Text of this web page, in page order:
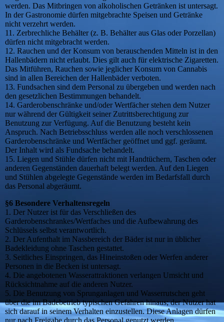
werden. Das Mitbringen von alkoholischen Getränken ist untersagt.
In der Gastronomie dürfen mitgebrachte Speisen und Getränke
nicht verzehrt werden.
11. Zerbrechliche Behälter (z. B. Behälter aus Glas oder Porzellan)
dürfen nicht mitgebracht werden.
12. Rauchen und der Konsum von berauschenden Mitteln ist in den
Hallenbädern nicht erlaubt. Dies gilt auch für elektrische Zigaretten.
Das Mitführen, Rauchen sowie jeglicher Konsum von Cannabis
sind in allen Bereichen der Hallenbäder verboten.
13. Fundsachen sind dem Personal zu übergeben und werden nach
den gesetzlichen Bestimmungen behandelt.
14. Garderobenschränke und/oder Wertfächer stehen dem Nutzer
nur während der Gültigkeit seiner Zutrittsberechtigung zur
Benutzung zur Verfügung. Auf die Benutzung besteht kein
Anspruch. Nach Betriebsschluss werden alle noch verschlossenen
Garderobenschränke und Wertfächer geöffnet und ggf. geräumt.
Der Inhalt wird als Fundsache behandelt.
15. Liegen und Stühle dürfen nicht mit Handtüchern, Taschen oder
anderen Gegenständen dauerhaft belegt werden. Auf den Liegen
und Stühlen abgelegte Gegenstände werden im Bedarfsfall durch
das Personal abgeräumt.
§6 Besondere Verhaltensregeln
1. Der Nutzer ist für das Verschließen des
Garderobenschrankes/Wertfaches und die Aufbewahrung des
Schlüssels selbst verantwortlich.
2. Der Aufenthalt im Nassbereich der Bäder ist nur in üblicher
Badekleidung ohne Taschen gestattet.
3. Seitliches Einspringen, das Hineinstoßen oder Werfen anderer
Personen in die Becken ist untersagt.
4. Die angebotenen Wasserattraktionen verlangen Umsicht und
Rücksichtnahme auf die anderen Nutzer.
5. Die Benutzung von Sprunganlagen und Wasserrutschen geht
über die im Badebetrieb typischen Gefahren hinaus; der Nutzer hat
sich darauf in seinem Verhalten einzustellen. Diese Anlagen dürfen
nur nach Freigabe durch das Personal genutzt werden.